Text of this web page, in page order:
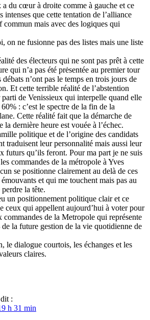
du cœur à droite comme à gauche et ce
intenses que cette tentation de l’alliance
commun mais avec des logiques qui
on ne fusionne pas des listes mais une liste
des électeurs qui ne sont pas prêt à cette
qui n’a pas été prėsentée au premier tour
n’ont pas le temps en trois jours de
Et cette terrible réalité de l’abstention
parti de Venissieux qui interpelle quand elle
: c’est le spectre de la fin de la
Cette réalité fait que la démarche de
la dernière heure est vouée à l’échec.
politique et de l’origine des candidats
traduisent leur personnalité mais aussi leur
futurs qu’ils feront. Pour ma part je ne suis
commandes de la métropole à Yves
se positionne clairement au delà de ces
et qui me touchent mais pas au
la tête.
un positionnement politique clair et ce
ceux qui appellent aujourd’hui à voter pour
commandes de la Metropole qui représente
la future gestion de la vie quotidienne de
le dialogue courtois, les échanges et les
claires.
dit :
h 31 min